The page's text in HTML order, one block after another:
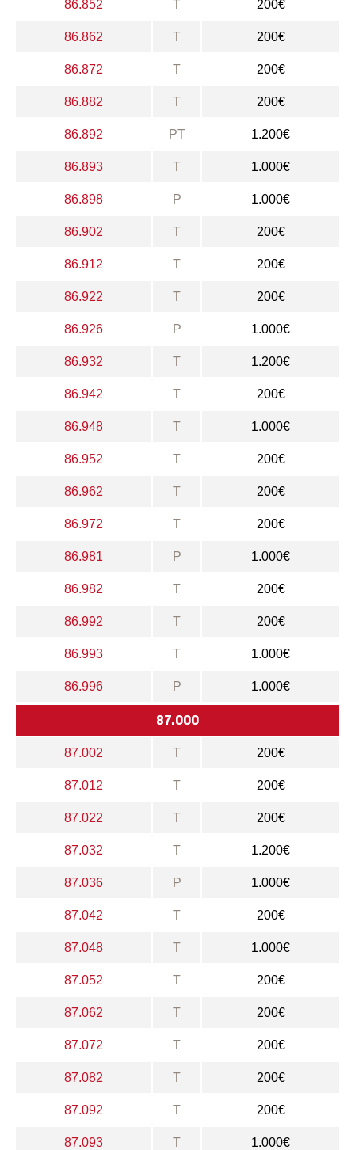
86.852 T 200€
86.862 T 200€
86.872 T 200€
86.882 T 200€
86.892 PT 1.200€
86.893 T 1.000€
86.898 P 1.000€
86.902 T 200€
86.912 T 200€
86.922 T 200€
86.926 P 1.000€
86.932 T 1.200€
86.942 T 200€
86.948 T 1.000€
86.952 T 200€
86.962 T 200€
86.972 T 200€
86.981 P 1.000€
86.982 T 200€
86.992 T 200€
86.993 T 1.000€
86.996 P 1.000€
87.000
87.002 T 200€
87.012 T 200€
87.022 T 200€
87.032 T 1.200€
87.036 P 1.000€
87.042 T 200€
87.048 T 1.000€
87.052 T 200€
87.062 T 200€
87.072 T 200€
87.082 T 200€
87.092 T 200€
87.093 T 1.000€